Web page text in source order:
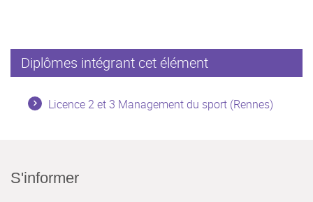
Diplômes intégrant cet élément
Licence 2 et 3 Management du sport (Rennes)
S'informer